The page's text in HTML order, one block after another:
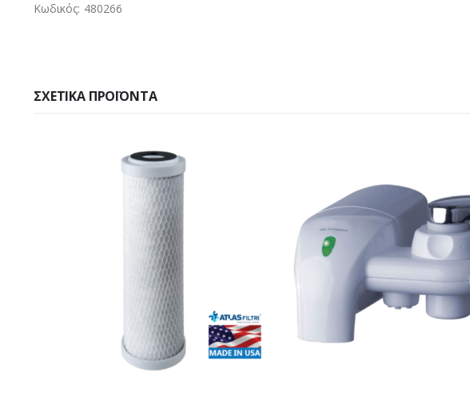
Κωδικός: 480266
ΣΧΕΤΙΚΆ ΠΡΟΪΌΝΤΑ